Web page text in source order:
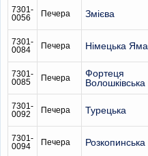
7301-
0056
Печера Змієва
7301-
0084
Печера Німецька Яма
7301-
0085
Печера
Фортеця
Волошківська
7301-
0092
Печера Турецька
7301-
0094
Печера Розкопинська